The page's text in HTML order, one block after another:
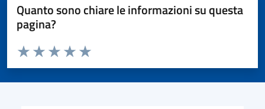
Quanto sono chiare le informazioni su questa
pagina?
Valuta da 1 a 5 stelle la pagina
Valuta 5 stelle su 5
Valuta 4 stelle su 5
Valuta 3 stelle su 5
Valuta 2 stelle su 5
Valuta 1 stelle su 5